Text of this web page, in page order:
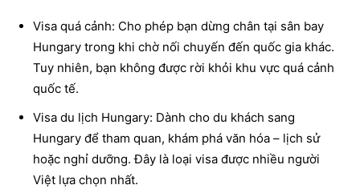
Visa quá cảnh: Cho phép bạn dừng chân tại sân bay
Hungary trong khi chờ nối chuyến đến quốc gia khác.
Tuy nhiên, bạn không được rời khỏi khu vực quá cảnh
quốc tế.
Visa du lịch Hungary: Dành cho du khách sang
Hungary để tham quan, khám phá văn hóa – lịch sử
hoặc nghỉ dưỡng. Đây là loại visa được nhiều người
Việt lựa chọn nhất.